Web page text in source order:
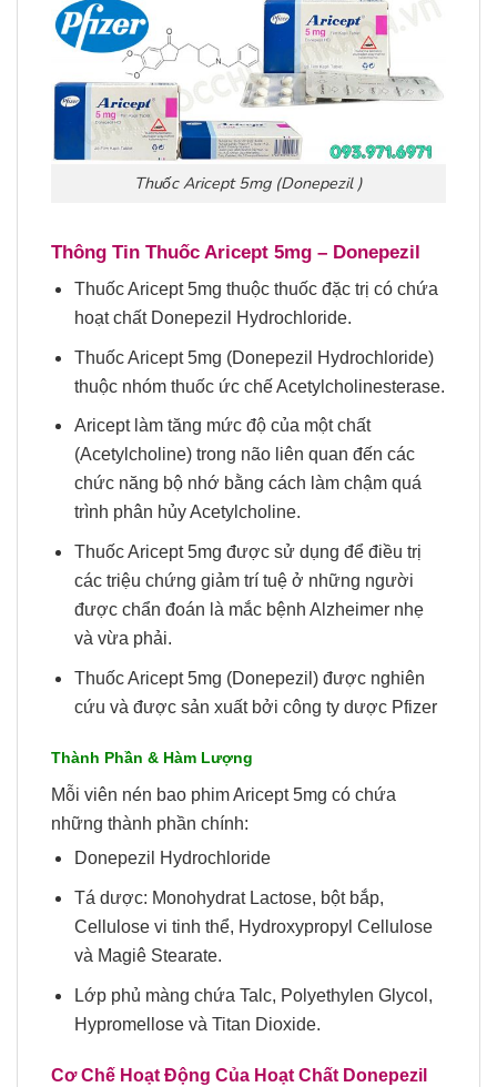
Thuốc Aricept 5mg (Donepezil )
Thông Tin Thuốc Aricept 5mg – Donepezil
Thuốc Aricept 5mg thuộc thuốc đặc trị có chứa
hoạt chất Donepezil Hydrochloride.
Thuốc Aricept 5mg (Donepezil Hydrochloride)
thuộc nhóm thuốc ức chế Acetylcholinesterase.
Aricept làm tăng mức độ của một chất
(Acetylcholine) trong não liên quan đến các
chức năng bộ nhớ bằng cách làm chậm quá
trình phân hủy Acetylcholine.
Thuốc Aricept 5mg được sử dụng để điều trị
các triệu chứng giảm trí tuệ ở những người
được chẩn đoán là mắc bệnh Alzheimer nhẹ
và vừa phải.
Thuốc Aricept 5mg (Donepezil) được nghiên
cứu và được sản xuất bởi công ty dược Pfizer
Thành Phần & Hàm Lượng
Mỗi viên nén bao phim Aricept 5mg có chứa
những thành phần chính:
Donepezil Hydrochloride
Tá dược: Monohydrat Lactose, bột bắp,
Cellulose vi tinh thể, Hydroxypropyl Cellulose
và Magiê Stearate.
Lớp phủ màng chứa Talc, Polyethylen Glycol,
Hypromellose và Titan Dioxide.
Cơ Chế Hoạt Động Của Hoạt Chất Donepezil